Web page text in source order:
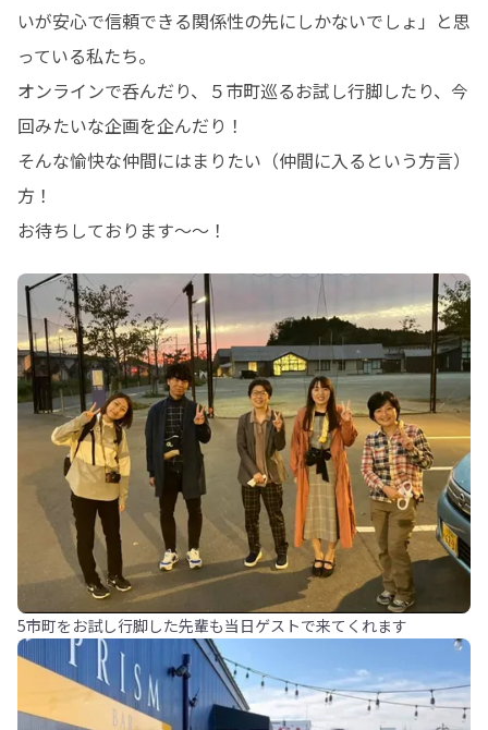
いが安心で信頼できる関係性の先にしかないでしょ」と思
っている私たち。
オンラインで呑んだり、５市町巡るお試し行脚したり、今
回みたいな企画を企んだり！
そんな愉快な仲間にはまりたい（仲間に入るという方言）
方！
お待ちしております～～！
5市町をお試し行脚した先輩も当日ゲストで来てくれます